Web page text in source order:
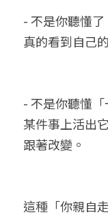
- 不是你聽懂
真的看到自己
- 不是你聽懂
某件事上活出
跟著改變。
這種「你親自